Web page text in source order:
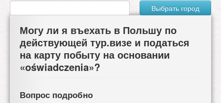
Выбрать город
Могу ли я въехать в Польшу по
действующей тур.визе и податься
на карту побыту на основании
«oświadczenia»?
Вопрос подробно